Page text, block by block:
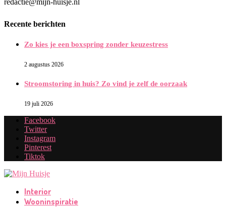
redactie@mijn-huisje.nl
Recente berichten
Zo kies je een boxspring zonder keuzestress
2 augustus 2026
Stroomstoring in huis? Zo vind je zelf de oorzaak
19 juli 2026
Facebook
Twitter
Instagram
Pinterest
Tiktok
Interior
Wooninspiratie